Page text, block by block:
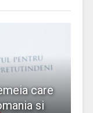
care
si